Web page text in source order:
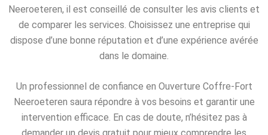
Neeroeteren, il est conseillé de consulter les avis clients et
de comparer les services. Choisissez une entreprise qui
dispose d’une bonne réputation et d’une expérience avérée
dans le domaine.
Un professionnel de confiance en Ouverture Coffre-Fort
Neeroeteren saura répondre à vos besoins et garantir une
intervention efficace. En cas de doute, n’hésitez pas à